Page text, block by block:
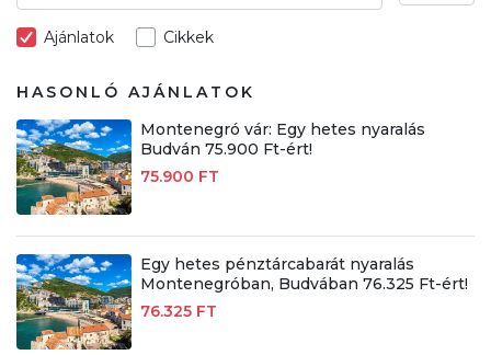
Ajánlatok Cikkek
HASONLÓ AJÁNLATOK
Montenegró vár: Egy hetes nyaralás
Budván 75.900 Ft-ért!
75.900 FT
Egy hetes pénztárcabarát nyaralás
Montenegróban, Budvában 76.325 Ft-ért!
76.325 FT